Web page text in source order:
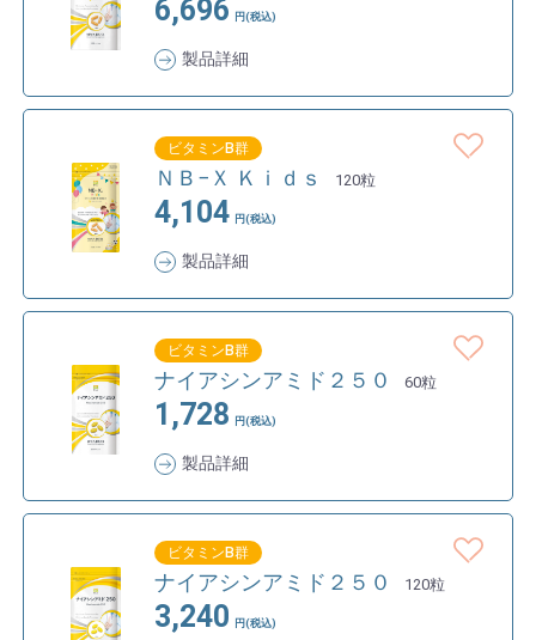
6,696 円(税込)
製品詳細
ビタミンB群
ＮＢ−Ｘ Ｋｉｄｓ 120粒
4,104 円(税込)
製品詳細
ビタミンB群
ナイアシンアミド２５０ 60粒
1,728 円(税込)
製品詳細
ビタミンB群
ナイアシンアミド２５０ 120粒
3,240 円(税込)